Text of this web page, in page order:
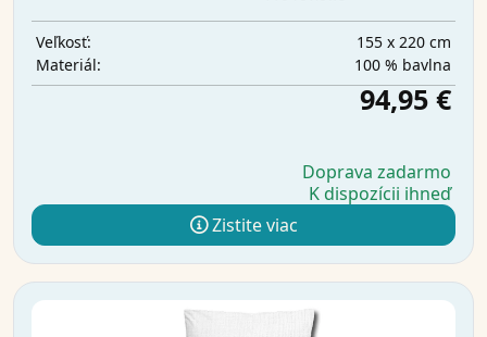
Veľkosť:
155 x 220 cm
Materiál:
100 % bavlna
94,95 €
Doprava zadarmo
K dispozícii ihneď
Zistite viac